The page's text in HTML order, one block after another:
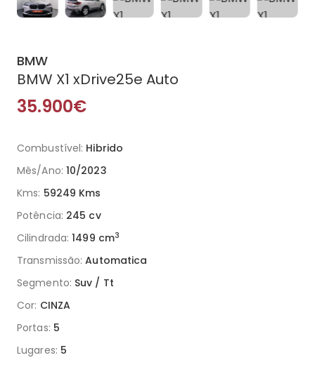
BMW
BMW X1 xDrive25e Auto
35.900€
Combustível: Hibrido
Mês/Ano: 10/2023
Kms: 59249 Kms
Potência: 245 cv
Cilindrada: 1499 cm3
Transmissão: Automatica
Segmento: Suv / Tt
Cor: CINZA
Portas: 5
Lugares: 5